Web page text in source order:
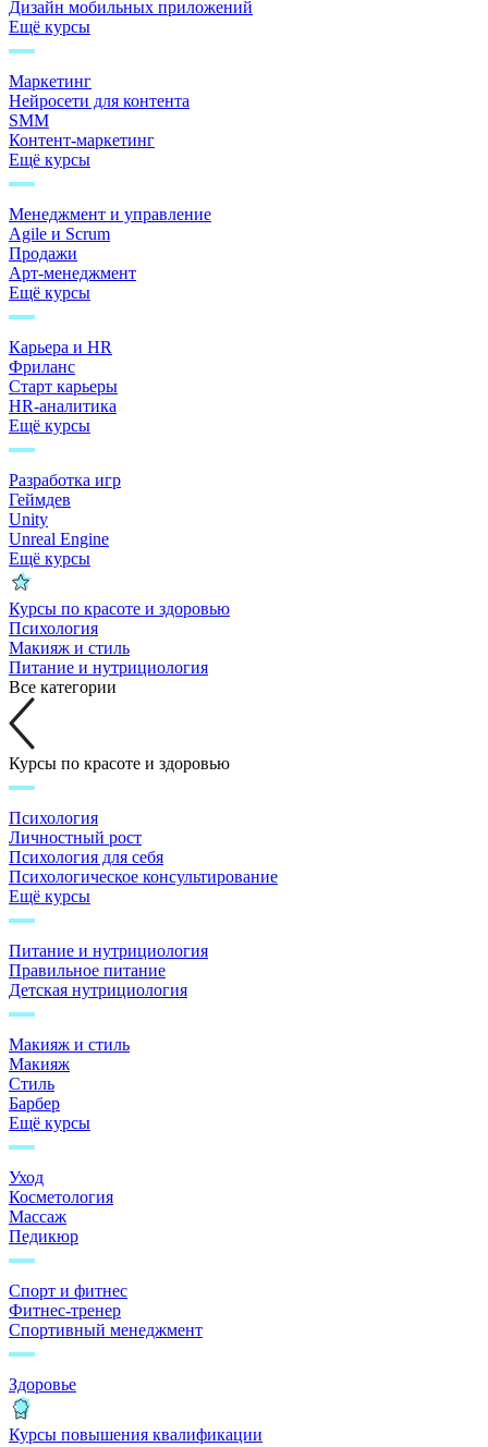
Дизайн мобильных приложений
Ещё курсы
Маркетинг
Нейросети для контента
SMM
Контент-маркетинг
Ещё курсы
Менеджмент и управление
Agile и Scrum
Продажи
Арт-менеджмент
Ещё курсы
Карьера и HR
Фриланс
Старт карьеры
HR-аналитика
Ещё курсы
Разработка игр
Геймдев
Unity
Unreal Engine
Ещё курсы
Курсы по красоте и здоровью
Психология
Макияж и стиль
Питание и нутрициология
Все категории
Курсы по красоте и здоровью
Психология
Личностный рост
Психология для себя
Психологическое консультирование
Ещё курсы
Питание и нутрициология
Правильное питание
Детская нутрициология
Макияж и стиль
Макияж
Стиль
Барбер
Ещё курсы
Уход
Косметология
Массаж
Педикюр
Спорт и фитнес
Фитнес-тренер
Спортивный менеджмент
Здоровье
Курсы повышения квалификации